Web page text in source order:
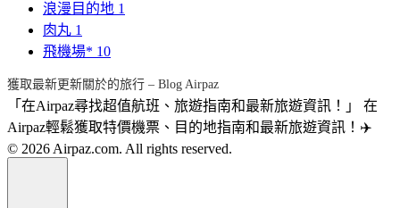
浪漫目的地 1
肉丸 1
飛機場* 10
獲取最新更新關於的旅行 – Blog Airpaz
「在Airpaz尋找超值航班、旅遊指南和最新旅遊資訊！」 在
Airpaz輕鬆獲取特價機票、目的地指南和最新旅遊資訊！✈️
© 2026 Airpaz.com. All rights reserved.